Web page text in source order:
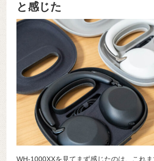
と感じた
WH-1000XXを見てまず感じたのは、これ